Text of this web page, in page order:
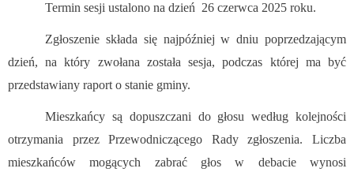
Termin sesji ustalono na dzień 26 czerwca 2025 roku.
Zgłoszenie składa się najpóźniej w dniu poprzedzającym
dzień, na który zwołana została sesja, podczas której ma być
przedstawiany raport o stanie gminy.
Mieszkańcy są dopuszczani do głosu według kolejności
otrzymania przez Przewodniczącego Rady zgłoszenia. Liczba
mieszkańców mogących zabrać głos w debacie wynosi